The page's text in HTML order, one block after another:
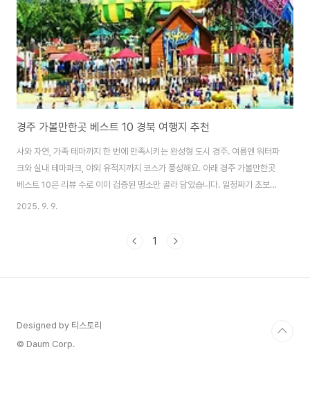
경주 가볼만한곳 베스트 10 경북 여행지 추천
사와 자연, 가족 테마까지 한 번에 만족시키는 완성형 도시 경주. 여름엔 워터파
크와 실내 테마파크, 야외 유적지까지 코스가 풍성해요. 아래 경주 가볼만한곳
베스트 10은 리뷰 수로 이미 검증된 명소만 골라 담았습니다. 일정짜기 초보도
이 리스트만 따라가면 실패 없어요! ≣ 목차 1. 경주월드캘리포니아비치 (천군
슬라이드, 유아 전용존까지 구성이 탄탄해 가족·연인·친구 모두 만족도가 높습
2025. 9. 9.
1
Designed by 티스토리
© Daum Corp.